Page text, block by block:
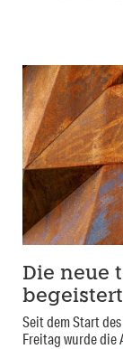
Die neue
begeistert
Seit dem Start
Freitag wurde